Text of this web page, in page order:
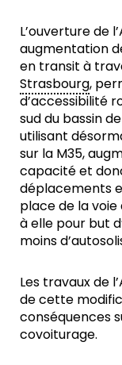
L’ouverture de
augmentation
en transit à
Strasbourg,
d’accessibilité
sud du bassin
utilisant
sur la M35,
capacité et
déplacements
place de la
à elle pour but
moins
Les travaux de
de cette
conséquences
covoiturage.